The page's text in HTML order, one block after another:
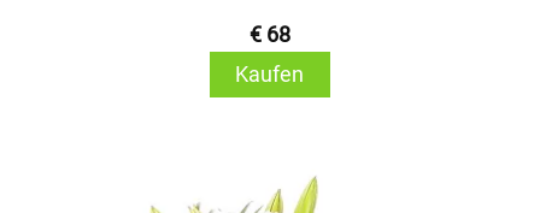
€ 68
Kaufen